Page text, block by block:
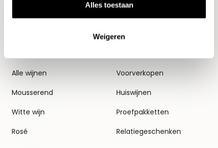
Alles toestaan
Weigeren
Alle wijnen
Mousserend
Witte wijn
Rosé
Thema's
Voorverkopen
Huiswijnen
Proefpakketten
Relatiegeschenken